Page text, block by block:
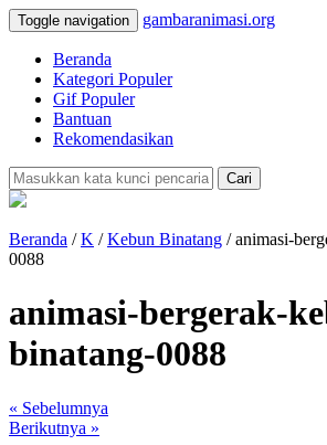
Toggle navigation gambaranimasi.org
Beranda
Kategori Populer
Gif Populer
Bantuan
Rekomendasikan
Cari
Beranda /K /Kebun Binatang / animasi-
0088
animasi-bergerak-
binatang-0088
« Sebelumnya
Berikutnya »